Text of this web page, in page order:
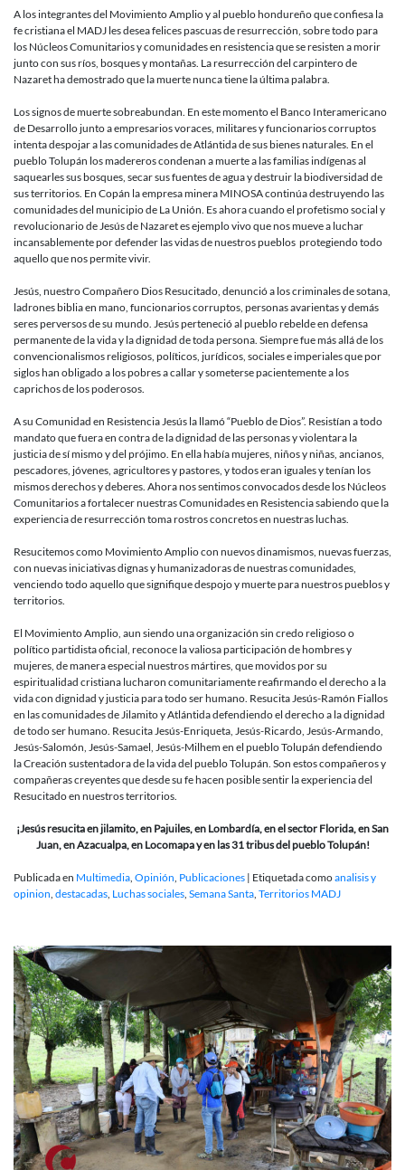
es
vida
cuando
se
unen
y
resisten
a
la
muerte
A los integrantes del Movimiento Amplio y al pueblo hondureño que confiesa la
fe cristiana el MADJ les desea felices pascuas de resurrección, sobre todo para
los Núcleos Comunitarios y comunidades en resistencia que se resisten a morir
junto con sus ríos, bosques y montañas. La resurrección del carpintero de
Nazaret ha demostrado que la muerte nunca tiene la última palabra.
Los signos de muerte sobreabundan. En este momento el Banco Interamericano
de Desarrollo junto a empresarios voraces, militares y funcionarios corruptos
intenta despojar a las comunidades de Atlántida de sus bienes naturales. En el
pueblo Tolupán los madereros condenan a muerte a las familias indígenas al
saquearles sus bosques, secar sus fuentes de agua y destruir la biodiversidad de
sus territorios. En Copán la empresa minera MINOSA continúa destruyendo las
comunidades del municipio de La Unión. Es ahora cuando el profetismo social y
revolucionario de Jesús de Nazaret es ejemplo vivo que nos mueve a luchar
incansablemente por defender las vidas de nuestros pueblos protegiendo todo
aquello que nos permite vivir.
Jesús, nuestro Compañero Dios Resucitado, denunció a los criminales de sotana,
ladrones biblia en mano, funcionarios corruptos, personas avarientas y demás
seres perversos de su mundo. Jesús perteneció al pueblo rebelde en defensa
permanente de la vida y la dignidad de toda persona. Siempre fue más allá de los
convencionalismos religiosos, políticos, jurídicos, sociales e imperiales que por
siglos han obligado a los pobres a callar y someterse pacientemente a los
caprichos de los poderosos.
A su Comunidad en Resistencia Jesús la llamó “Pueblo de Dios”. Resistían a todo
mandato que fuera en contra de la dignidad de las personas y violentara la
justicia de sí mismo y del prójimo. En ella había mujeres, niños y niñas, ancianos,
pescadores, jóvenes, agricultores y pastores, y todos eran iguales y tenían los
mismos derechos y deberes. Ahora nos sentimos convocados desde los Núcleos
Comunitarios a fortalecer nuestras Comunidades en Resistencia sabiendo que la
experiencia de resurrección toma rostros concretos en nuestras luchas.
Resucitemos como Movimiento Amplio con nuevos dinamismos, nuevas fuerzas,
con nuevas iniciativas dignas y humanizadoras de nuestras comunidades,
venciendo todo aquello que signifique despojo y muerte para nuestros pueblos y
territorios.
El Movimiento Amplio, aun siendo una organización sin credo religioso o
político partidista oficial, reconoce la valiosa participación de hombres y
mujeres, de manera especial nuestros mártires, que movidos por su
espiritualidad cristiana lucharon comunitariamente reafirmando el derecho a la
vida con dignidad y justicia para todo ser humano. Resucita Jesús-Ramón Fiallos
en las comunidades de Jilamito y Atlántida defendiendo el derecho a la dignidad
de todo ser humano. Resucita Jesús-Enriqueta, Jesús-Ricardo, Jesús-Armando,
Jesús-Salomón, Jesús-Samael, Jesús-Milhem en el pueblo Tolupán defendiendo
la Creación sustentadora de la vida del pueblo Tolupán. Son estos compañeros y
compañeras creyentes que desde su fe hacen posible sentir la experiencia del
Resucitado en nuestros territorios.
¡Jesús resucita en jilamito, en Pajuiles, en Lombardía, en el sector Florida, en San
Juan, en Azacualpa, en Locomapa y en las 31 tribus del pueblo Tolupán!
Publicada en Multimedia, Opinión, Publicaciones | Etiquetada comoanalisis y
opinion, destacadas, Luchas sociales, Semana Santa, Territorios MADJ